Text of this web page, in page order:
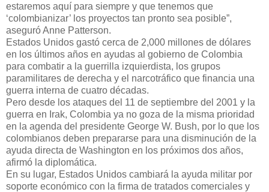
estaremos aquí para siempre y que tenemos que
‘colombianizar’ los proyectos tan pronto sea posible”,
aseguró Anne Patterson.
Estados Unidos gastó cerca de 2,000 millones de dólares
en los últimos años en ayudas al gobierno de Colombia
para combatir a la guerrilla izquierdista, los grupos
paramilitares de derecha y el narcotráfico que financia una
guerra interna de cuatro décadas.
Pero desde los ataques del 11 de septiembre del 2001 y la
guerra en Irak, Colombia ya no goza de la misma prioridad
en la agenda del presidente George W. Bush, por lo que los
colombianos deben prepararse para una disminución de la
ayuda directa de Washington en los próximos dos años,
afirmó la diplomática.
En su lugar, Estados Unidos cambiará la ayuda militar por
soporte económico con la firma de tratados comerciales y